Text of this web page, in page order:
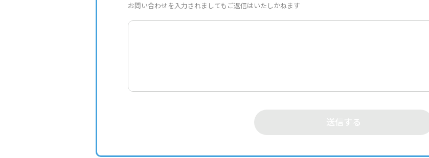
お問い合わせを入力されましてもご返信はいたしかねます